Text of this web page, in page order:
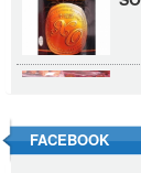
FACEBOOK